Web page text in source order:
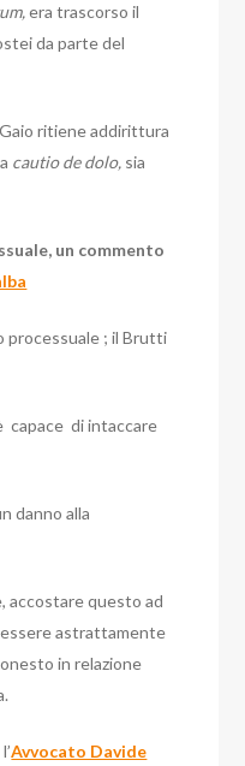
era trascorso il
da parte del
ritiene addirittura
cautio de dolo, sia
un commento
processuale ; il Brutti
capace di intaccare
danno alla
accostare questo ad
astrattamente
in relazione
Avvocato Davide